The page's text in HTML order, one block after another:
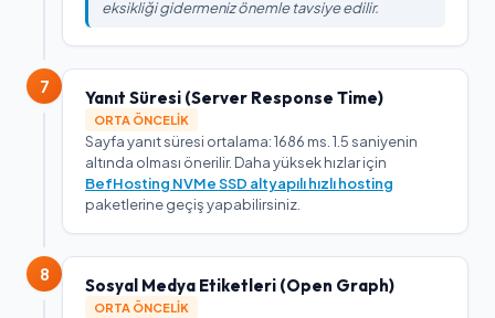
eksikliği gidermeniz önemle tavsiye edilir.
7
Yanıt Süresi (Server Response Time)
ORTA ÖNCELIK
Sayfa yanıt süresi ortalama: 1686 ms. 1.5 saniyenin
altında olması önerilir. Daha yüksek hızlar için
BefHosting NVMe SSD altyapılı hızlı hosting
paketlerine geçiş yapabilirsiniz.
8
Sosyal Medya Etiketleri (Open Graph)
ORTA ÖNCELIK